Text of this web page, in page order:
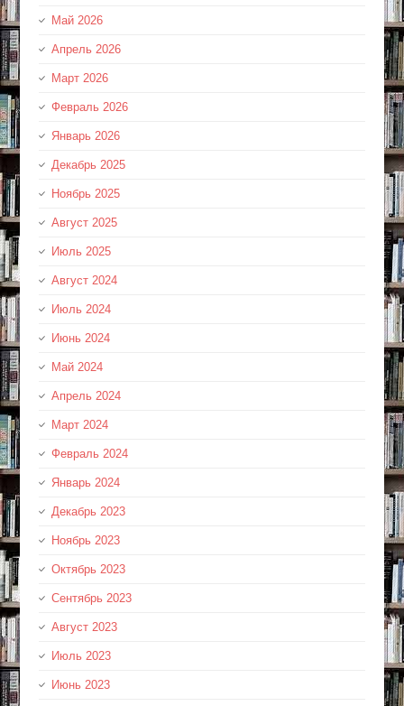
Май 2026
Апрель 2026
Март 2026
Февраль 2026
Январь 2026
Декабрь 2025
Ноябрь 2025
Август 2025
Июль 2025
Август 2024
Июль 2024
Июнь 2024
Май 2024
Апрель 2024
Март 2024
Февраль 2024
Январь 2024
Декабрь 2023
Ноябрь 2023
Октябрь 2023
Сентябрь 2023
Август 2023
Июль 2023
Июнь 2023